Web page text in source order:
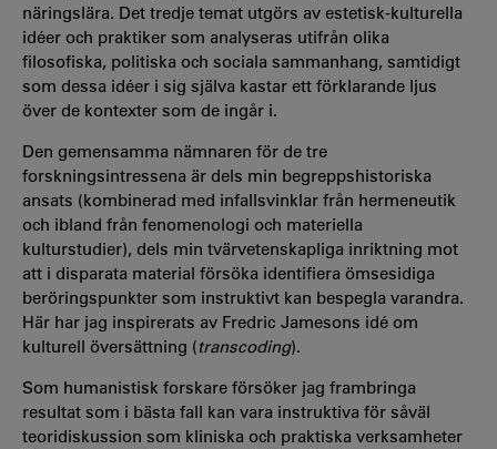
näringslära. Det tredje temat utgörs av estetisk-kulturella
idéer och praktiker som analyseras utifrån olika
filosofiska, politiska och sociala sammanhang, samtidigt
som dessa idéer i sig själva kastar ett förklarande ljus
över de kontexter som de ingår i.
Den gemensamma nämnaren för de tre
forskningsintressena är dels min begreppshistoriska
ansats (kombinerad med infallsvinklar från hermeneutik
och ibland från fenomenologi och materiella
kulturstudier), dels min tvärvetenskapliga inriktning mot
att i disparata material försöka identifiera ömsesidiga
beröringspunkter som instruktivt kan bespegla varandra.
Här har jag inspirerats av Fredric Jamesons idé om
kulturell översättning (transcoding).
Som humanistisk forskare försöker jag frambringa
resultat som i bästa fall kan vara instruktiva för såväl
teoridiskussion som kliniska och praktiska verksamheter